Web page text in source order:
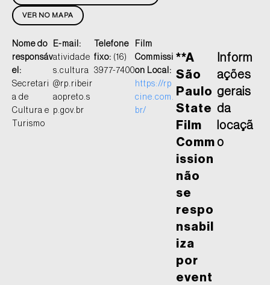
VER NO MAPA
Nome do
responsáv
el:
Secretari
a de
Cultura e
Turismo
E-mail:
atividade
s.cultura
@rp.ribeir
aopreto.s
p.gov.br
Telefone
fixo: (16)
3977-7400
Film
Commissi
on Local:
https://rp
cine.com.
br/
**A
São
Paulo
State
Film
Comm
ission
não
se
respo
nsabil
iza
por
event
Inform
ações
gerais
da
locaçã
o